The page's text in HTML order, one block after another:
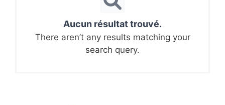
Aucun résultat trouvé.
There aren’t any results matching your
search query.